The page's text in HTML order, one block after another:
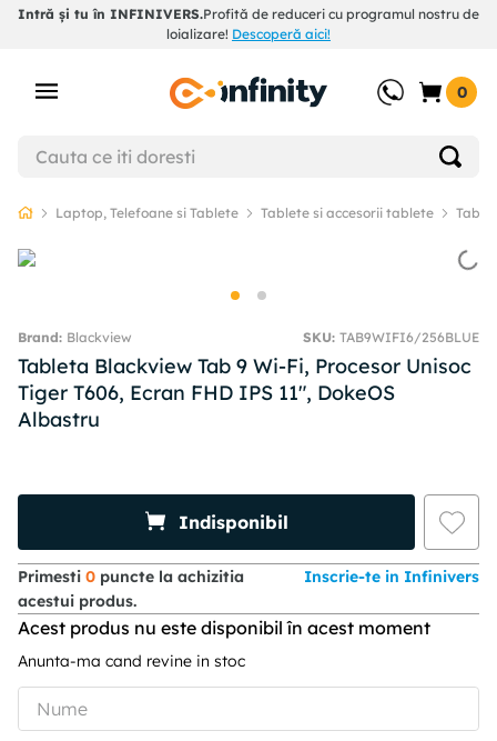
Intră și tu în INFINIVERS.Profită de reduceri cu programul nostru de
loializare! Descoperă aici!
0
Laptop, Telefoane si Tablete Tablete si accesorii tablete
Blackview SKU: TAB9WIFI6/256BLUE
Tableta Blackview Tab 9 Wi-Fi, Procesor Unisoc
Tiger T606, Ecran FHD IPS 11", DokeOS
Albastru
Indisponibil
Primesti 0 puncte la achizitia
acestui produs.
Inscrie-te in Infinivers
Acest produs nu este disponibil în acest moment
Anunta-ma cand revine in stoc